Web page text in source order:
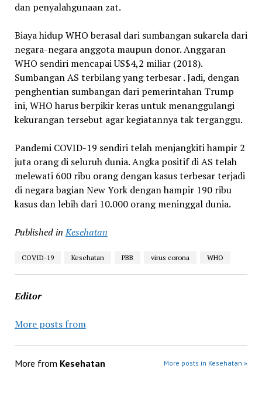
dan penyalahgunaan zat.
Biaya hidup WHO berasal dari sumbangan sukarela dari
negara-negara anggota maupun donor. Anggaran
WHO sendiri mencapai US$4,2 miliar (2018).
Sumbangan AS terbilang yang terbesar . Jadi, dengan
penghentian sumbangan dari pemerintahan Trump
ini, WHO harus berpikir keras untuk menanggulangi
kekurangan tersebut agar kegiatannya tak terganggu.
Pandemi COVID-19 sendiri telah menjangkiti hampir 2
juta orang di seluruh dunia. Angka positif di AS telah
melewati 600 ribu orang dengan kasus terbesar terjadi
di negara bagian New York dengan hampir 190 ribu
kasus dan lebih dari 10.000 orang meninggal dunia.
Published in Kesehatan
COVID-19 Kesehatan PBB virus corona WHO
Editor
More posts from
More from Kesehatan More posts in Kesehatan »